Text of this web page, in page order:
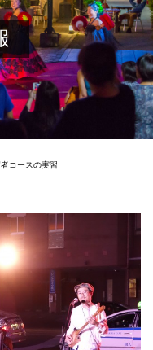
コースの実習